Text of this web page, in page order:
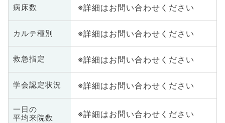
病床数 ※詳細はお問い合わせください
カルテ種別 ※詳細はお問い合わせください
救急指定 ※詳細はお問い合わせください
学会認定状況 ※詳細はお問い合わせください
一日の
平均来院数
※詳細はお問い合わせください